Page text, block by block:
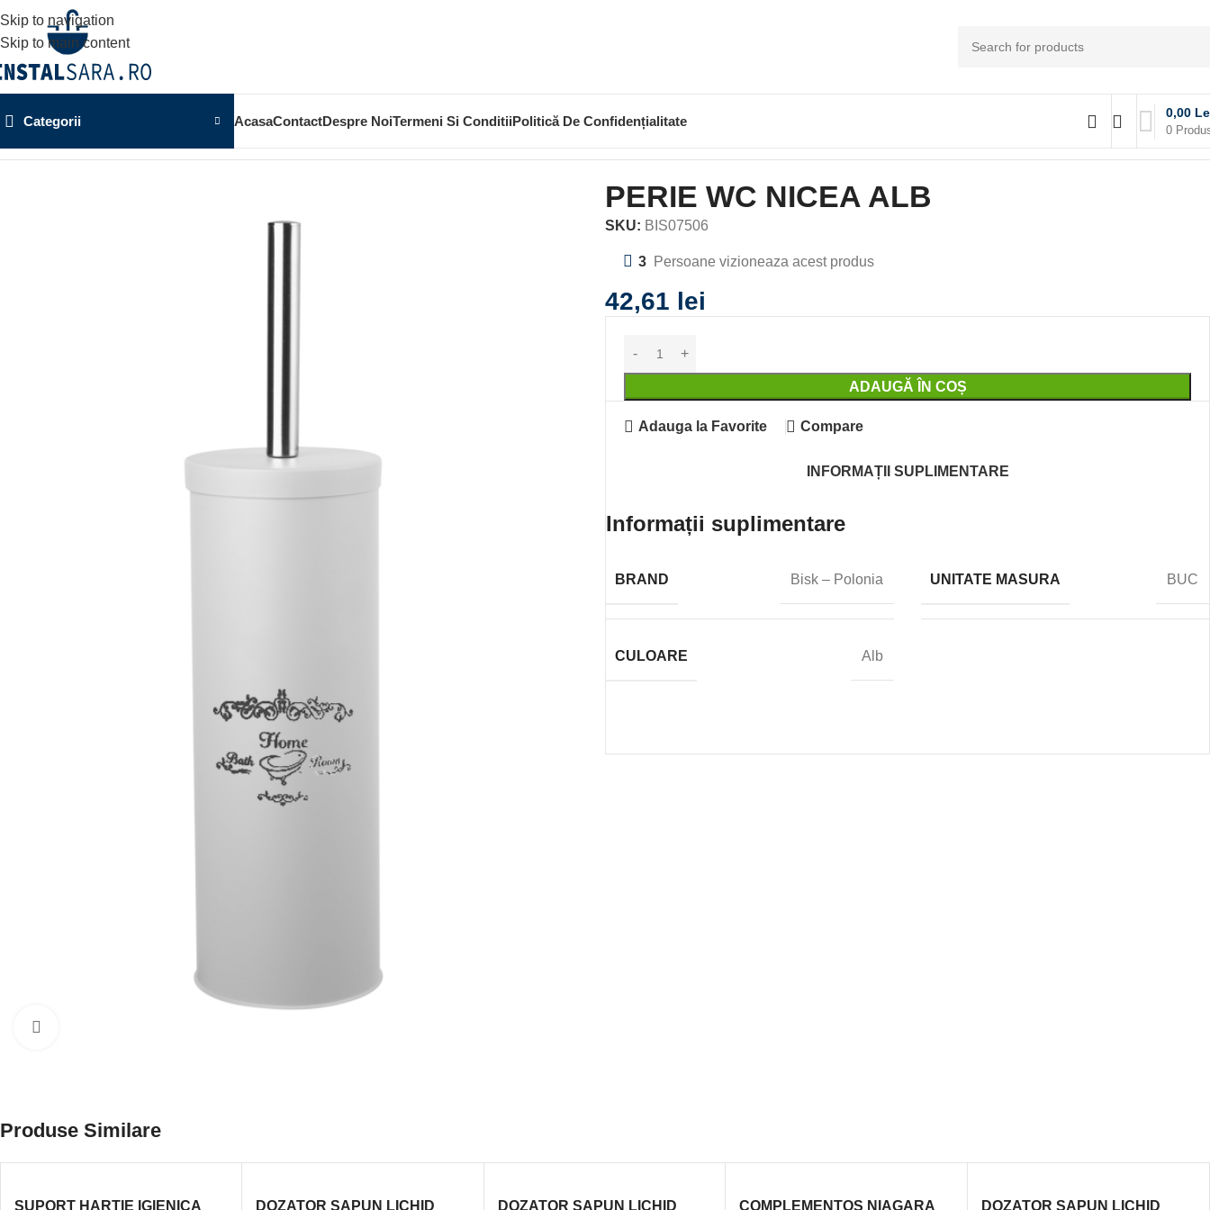
Skip to navigation
Skip to main content
Categorii AcasaContactDespre NoiTermeni Si ConditiiPolitică De Confidențialitate
0
0,00
PERIE WC NICEA ALB
SKU: BIS07506
3 Persoane vizioneaza acest produs
42,61 lei
ADAUGĂ ÎN COȘ
Adauga la Favorite Compare
INFORMAȚII SUPLIMENTARE
Informații suplimentare
BRAND Bisk – Polonia UNITATE MASURA BUC
CULOARE Alb
Produse Similare
SUPORT HARTIE IGIENICA
DOZATOR SAPUN LICHID
DOZATOR SAPUN LICHID
COMPLEMENTOS NIAGARA
DOZATOR SAPUN LICHID